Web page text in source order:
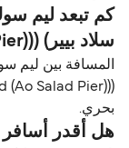
سلاد بيير) ((Koh Kood (Ao Salad Pier)؟
بحري.
هل أقدر أسافر